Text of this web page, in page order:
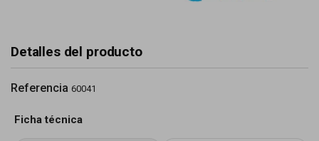
Detalles del producto
Referencia 60041
Ficha técnica